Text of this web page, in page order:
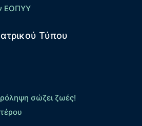
ΕΟΠΥΥ
Τύπου
σώζει ζωές!